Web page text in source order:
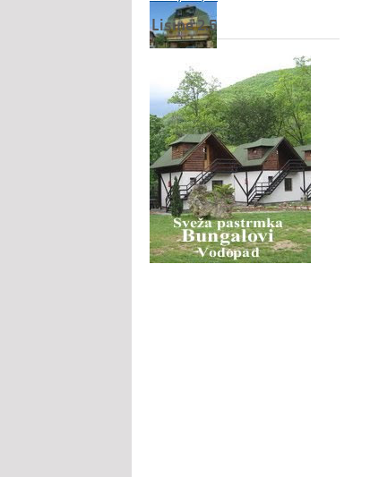
Belilo 69 - sobe
Lisine 2.5